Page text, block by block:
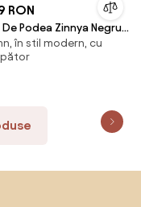
RON
De Podea Zinnya Negru-
cm
în stil modern, cu